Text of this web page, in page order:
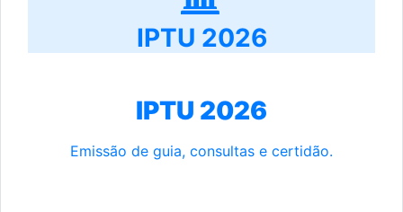
IPTU 2026
IPTU 2026
Emissão de guia, consultas e certidão.